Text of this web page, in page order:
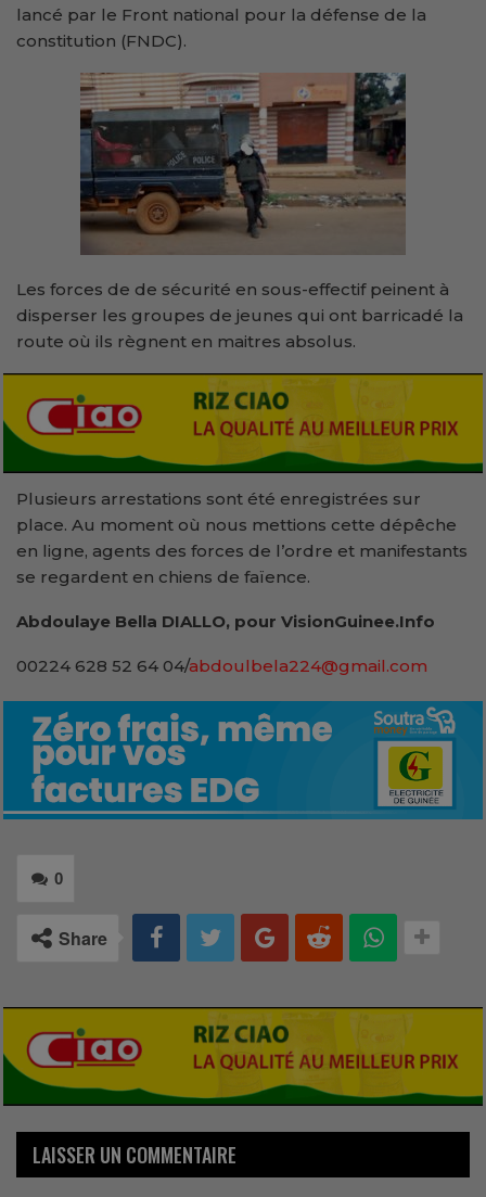
lancé par le Front national pour la défense de la
constitution (FNDC).
Les forces de de sécurité en sous-effectif peinent à
disperser les groupes de jeunes qui ont barricadé la
route où ils règnent en maitres absolus.
Plusieurs arrestations sont été enregistrées sur
place. Au moment où nous mettions cette dépêche
en ligne, agents des forces de l’ordre et manifestants
se regardent en chiens de faïence.
Abdoulaye Bella DIALLO, pour VisionGuinee.Info
00224 628 52 64 04/abdoulbela224@gmail.com
0
Share
LAISSER UN COMMENTAIRE